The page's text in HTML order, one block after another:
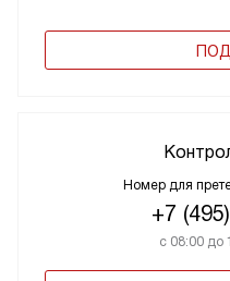
Номер для
+7
с 08:00 до